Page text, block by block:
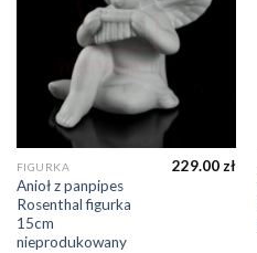
FIGURKA
Anioł z panpipes
Rosenthal figurka
15cm
nieprodukowany
229.00 zł